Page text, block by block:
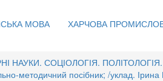
МОВА ХАРЧОВА
НАУКИ. СОЦІОЛОГІЯ.
методичний посібник; /уклад.